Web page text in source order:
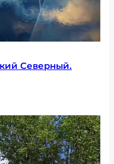
Северный.